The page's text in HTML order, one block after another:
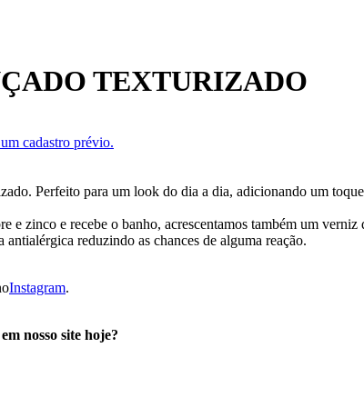
TEXTURIZADO
cadastro prévio.
Perfeito para um look do dia a dia, adicionando um
e zinco e recebe o banho, acrescentamos também um
reduzindo as chances de alguma reação.
Instagram.
nosso site hoje?